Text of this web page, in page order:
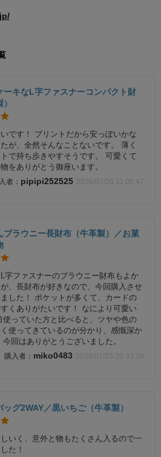
ーキなL字ファスナーコンパクト財
です！ プリントだから安っぽいかな
が、全然そんなことないです。 薄く
で持ち歩きやすそうです。 可愛くて
をありがとう御座います。
pipipi252525 2026/07/26 11:05:47
ブラウニー長財布（牛革製）／お菓
字ファスナーのブラウニー財布もよか
、長財布が好きなので、今回購入させ
した！ ポケットが多くて、カードの
くありがたいです！ なにより可愛い
使っていた方と比べると、ツヤや色の
使ってきているのが分かり、感慨深か
今回はありがとうございました。
miko0483 2026/07/25 20:33:20
グ2WAY／黒いちご（牛革製）
いく、意外と物もたくさん入るので一
た！